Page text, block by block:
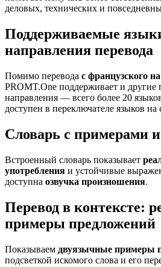
деловых, технических и
Поддерживаемые
направления перевода
Помимо перевода с французского
PROMT.One поддерживает и другие
направления — всего более 20
доступен в переключателе языков на
Словарь с примерами
Встроенный словарь показывает
употребления и устойчивые
доступна озвучка произношения.
Перевод в контексте:
примеры предложений
Показываем двуязычные примеры
подсветкой искомого слова и его